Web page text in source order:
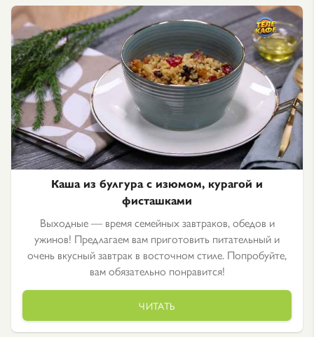
Каша из булгура с изюмом, курагой и
фисташками
Выходные — время семейных завтраков, обедов и
ужинов! Предлагаем вам приготовить питательный и
очень вкусный завтрак в восточном стиле. Попробуйте,
вам обязательно понравится!
ЧИТАТЬ